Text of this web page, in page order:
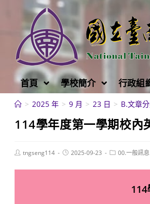
首頁 學校簡介 行政組
> 2025 年 > 9 月 > 23 日 > B.文章
114學年度第一學期校內
Posttngseng114
Post2025-09-23
Post00.一般訊息